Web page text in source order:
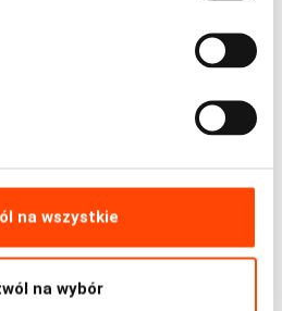
na wszystkie
na wybór
leasingu. Odpowiada za
klienta. Doradza którą formę
wolną chwilę spędza na dwóch